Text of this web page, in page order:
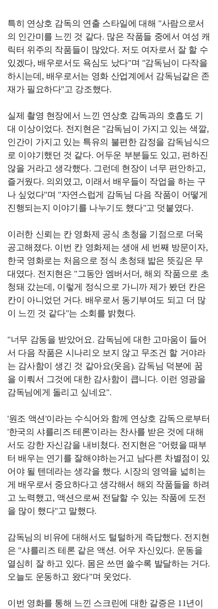
특히 연상호 감독의 연출 스타일에 대해 "사람으로서
의 인간미를 느낀 것 같다. 많은 작품들 중에서 여성 캐
릭터 위주의 작품들이 많았다. 저도 여자로서 잘 할 수
있겠다, 배우로서도 욕심도 났다"며 "감독님이 다작을
하시는데, 배우로서는 영화 산업계에서 감독님같은 존
재가 필요하다"고 강조했다.
실제 촬영 현장에서 느낀 연상호 감독과의 호흡도 기
대 이상이었다. 전지현은 "감독님이 가지고 있는 색깔,
인간이 가지고 있는 특유의 불편한 감정을 감독님식으
로 이야기했던 것 같다. 어두운 부분들도 있고, 편하진
않을 거라고 생각했다. 그런데 현장이 너무 편안하고,
즐거웠다. 의외였고, 이래서 배우들이 작업을 하는 구
나 싶었다"며 "자연스럽게 감독님 다음 작품이 어떻게
진행되는지 이야기를 나누기도 했다"고 덧붙였다.
이러한 신뢰는 칸 영화제 공식 초청을 기점으로 더욱
공고해졌다. 이번 칸 영화제는 생애 세 번째 방문이자,
한국 영화로는 처음으로 정식 초청돼 밟은 뜻깊은 무
대였다. 전지현은 "그동안 엠버서더, 해외 작품으로 초
청돼 갔는데, 이렇게 정식으로 가니까 제가 봤던 칸은
칸이 아니었던 거다. 배우로서 동기부여도 되고 더 많
이 느낀 것 같다"는 소회를 밝혔다.
"너무 감동을 받았어요. 감독님에 대한 고마움이 들어
서 다음 작품은 시나리오 보지 않고 무조건 할 거야라
는 감사함이 생긴 것 같아요(웃음). 감독님 덕분에 꿈
을 이뤄서 그것에 대한 감사함이 큽니다. 이런 영광을
감독님에게 돌리고 싶네요".
'원조 액션'이라는 수식어와 함께 연상호 감독으로부터
'한국의 샤를리즈 테론'이라는 찬사를 받은 것에 대해
서도 강한 자신감을 내비쳤다. 전지현은 "어렸을 때부
터 배우는 연기를 잘해야하는거고 남다른 차별점이 있
어야 될 텐데라는 생각을 했다. 시장의 영역을 넓히는
게 배우로서 중요하다고 생각해서 해외 작품들을 하려
고 노력했고, 액션으로써 전달할 수 있는 작품에 도전
을 많이 했다"고 말했다.
감독님의 비유에 대해서도 털털하게 즉답했다. 전지현
은 "샤를리즈 테론 같은 액션. 어우 자신있다. 운동을
열심히 잘 하고 있다. 몸은 쓰면 쓸수록 발달하는 거다.
오늘도 운동하고 왔다"며 웃었다.
이번 영화를 통해 느낀 스크린에 대한 갈증은 11년이